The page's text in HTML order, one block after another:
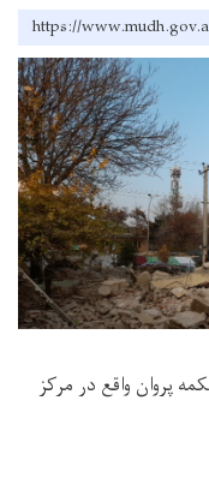
https://
پروان واقع در مرکز